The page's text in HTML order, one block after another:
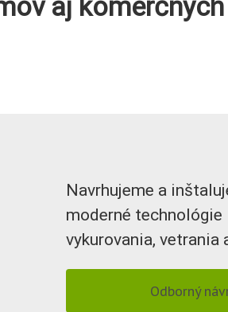
Navrhujeme a
moderné technológie
vykurovania, vetrania
Odborný